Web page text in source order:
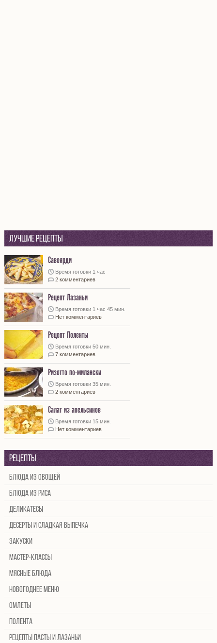
Лучшие рецепты
Савоярди
Время готовки 1 час
2 комментариев
Рецепт Лазаньи
Время готовки 1 час 45 мин.
Нет комментариев
Рецепт Поленты
Время готовки 50 мин.
7 комментариев
Ризотто по-милански
Время готовки 35 мин.
2 комментариев
Салат из апельсинов
Время готовки 15 мин.
Нет комментариев
Рецепты
Блюда из овощей
Блюда из риса
Деликатесы
Десерты и сладкая выпечка
Закуски
Мастер-классы
Мясные блюда
Новогоднее меню
Омлеты
Полента
Рецепты пасты и лазаньи